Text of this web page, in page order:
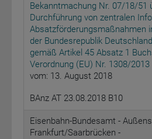
Bekanntmachung Nr. 07/18/51
Durchführung von zentralen
Absatzförderungsmaßnahmen
der Bundesrepublik
gemäß Artikel 45 Absatz 1
Verordnung (EU) Nr. 1308/2013
vom: 13. August 2018
BAnz AT 23.08.2018 B10
Eisenbahn-Bundesamt -
Frankfurt/Saarbrücken -